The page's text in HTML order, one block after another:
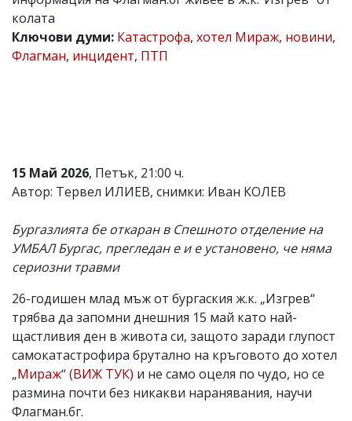
Коментарите
под
статиите
се
отговорност
за
тях!
откриете
обиден
за
вас
моля
сигнализирайте
ни!
колата
Ключови думи: Катастрофа, хотел Мираж, новини,
Флагман, инцидент, ПТП
15 Май 2026, Петък, 21:00 ч.
Автор: Тервел ИЛИЕВ, снимки: Иван КОЛЕВ
Бургазлията бе откаран в Спешното отделение на
УМБАЛ Бургас, прегледан е и е установено, че няма
сериозни травми
26-годишен млад мъж от бургаския ж.к. „Изгрев“
трябва да запомни днешния 15 май като най-
щастливия ден в живота си, защото заради глупост
самокатастрофира брутално на кръговото до хотел
„Мираж“(ВИЖ ТУК) и не само оцеля по чудо, но се
размина почти без никакви наранявания, научи
Флагман.бг.